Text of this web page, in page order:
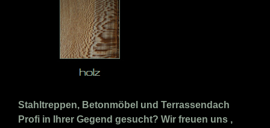
Stahltreppen, Betonmöbel und Terrassendach
Profi in Ihrer Gegend gesucht? Wir freuen uns ,